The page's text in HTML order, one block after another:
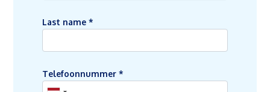
Last name *
Telefoonnummer *